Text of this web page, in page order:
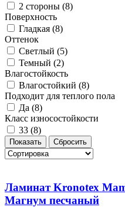
2 стороны (8)
Поверхность
Гладкая (8)
Оттенок
Светлый (5)
Темный (2)
Влагостойкость
Влагостойкий (8)
Подходит для теплого пола
Да (8)
Класс износостойкости
33 (8)
Ламинат Kronotex
Магнум песчаный